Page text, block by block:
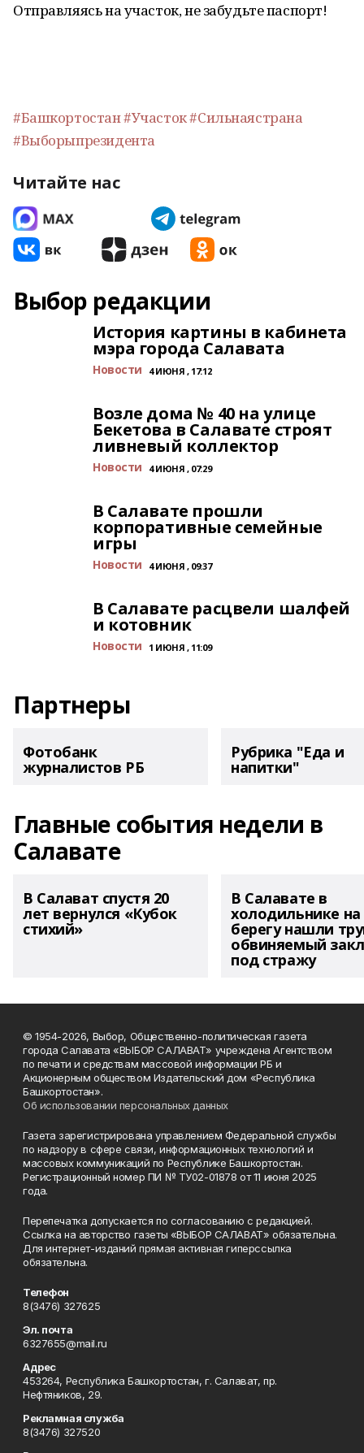
Отправляясь на участок, не забудьте паспорт!
#Башкортостан#Участок#Сильнаястрана
#Выборыпрезидента
Читайте нас
Выбор редакции
История картины в кабинета
мэра города Салавата
Новости 4 ИЮНЯ , 17:12
Возле дома № 40 на улице
Бекетова в Салавате строят
ливневый коллектор
Новости 4 ИЮНЯ , 07:29
В Салавате прошли
корпоративные семейные
игры
Новости 4 ИЮНЯ , 09:37
В Салавате расцвели шалфей
и котовник
Новости 1 ИЮНЯ , 11:09
Партнеры
Фотобанк
журналистов РБ
Рубрика "Еда и
напитки"
Главные события недели в
Салавате
В Салават спустя 20
лет вернулся «Кубок
стихий»
В Салавате в
холодильнике на
берегу нашли
обвиняемый
под стражу
© 1954-2026, Выбор, Общественно-политическая газета
города Салавата «ВЫБОР САЛАВАТ» учреждена Агентством
по печати и средствам массовой информации РБ и
Акционерным обществом Издательский дом «Республика
Башкортостан».
Об использовании персональных данных
Газета зарегистрирована управлением Федеральной службы
по надзору в сфере связи, информационных технологий и
массовых коммуникаций по Республике Башкортостан.
Регистрационный номер ПИ № ТУ02-01878 от 11 июня 2025
года.
Перепечатка допускается по согласованию с редакцией.
Ссылка на авторство газеты «ВЫБОР САЛАВАТ» обязательна.
Для интернет-изданий прямая активная гиперссылка
обязательна.
Телефон
8(3476) 327625
Эл. почта
6327655@mail.ru
Адрес
453264, Республика Башкортостан, г. Салават, пр.
Нефтяников, 29.
Рекламная служба
8(3476) 327520